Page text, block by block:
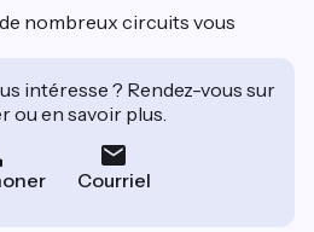
de nombreux circuits vous
intéresse ? Rendez-vous sur
ou en savoir plus.
Courriel